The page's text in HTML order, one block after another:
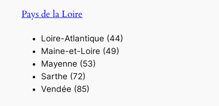
Pays de la Loire
Loire-Atlantique (44)
Maine-et-Loire (49)
Mayenne (53)
Sarthe (72)
Vendée (85)